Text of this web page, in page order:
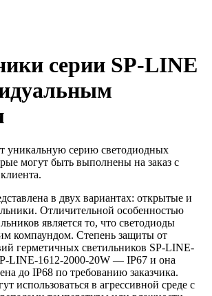
серии SP-LINE
уникальную серию светодиодных
могут быть выполнены на заказ с
в двух вариантах: открытые и
Отличительной особенностью
является то, что светодиоды
компаундом. Степень защиты от
герметичных светильников SP-LINE-
LINE-1612-2000-20W — IP67 и она
до IP68 по требованию заказчика.
использоваться в агрессивной среде с